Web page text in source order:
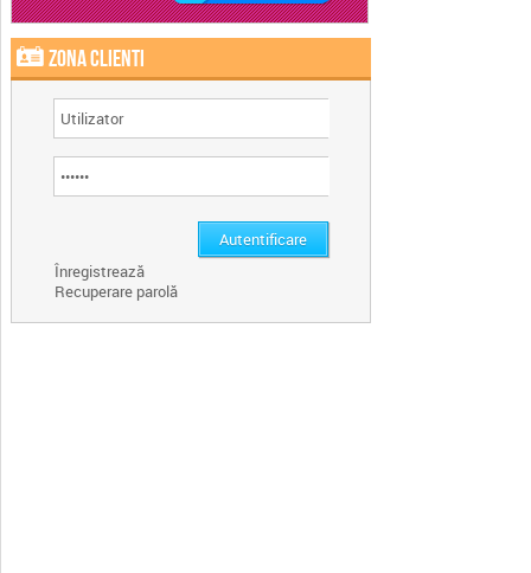
Zona clienti
Înregistrează
Recuperare parolă